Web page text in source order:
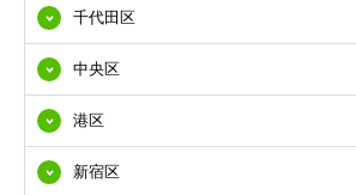
千代田区
中央区
港区
新宿区